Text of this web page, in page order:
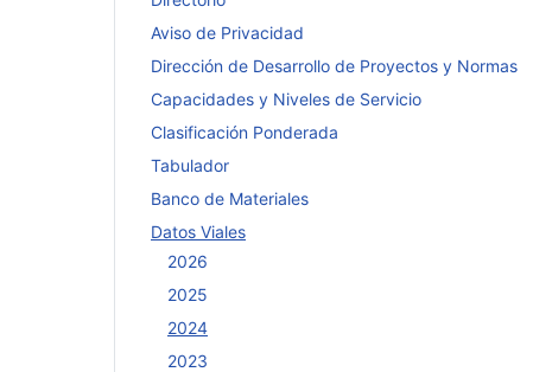
Aviso de Privacidad
Dirección de Desarrollo de Proyectos y Normas
Capacidades y Niveles de Servicio
Clasificación Ponderada
Tabulador
Banco de Materiales
Datos Viales
2026
2025
2024
2023